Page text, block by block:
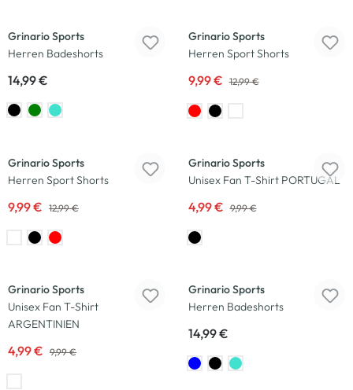
Grinario Sports
Herren Badeshorts
14,99 €
Grinario Sports
Herren Sport Shorts
9,99 € 12,99 €
Grinario Sports
Herren Sport Shorts
9,99 € 12,99 €
Grinario Sports
Unisex Fan T-Shirt PORTUGAL
4,99 € 9,99 €
Grinario Sports
Unisex Fan T-Shirt
ARGENTINIEN
4,99 € 9,99 €
Grinario Sports
Herren Badeshorts
14,99 €